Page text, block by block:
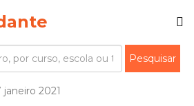
2021